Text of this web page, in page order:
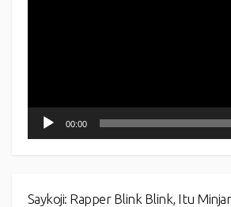
00:00
Saykoji: Rapper Blink Blink, Itu